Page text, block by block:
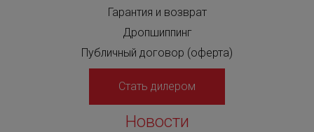
Гарантия и возврат
Дропшиппинг
Публичный договор (оферта)
Стать дилером
Новости